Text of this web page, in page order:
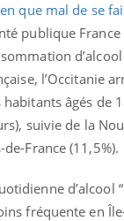
que mal de se
publique
l’Occitanie
âgés de
suivie de la
France (11,5%).
d’alcool
fréquente en